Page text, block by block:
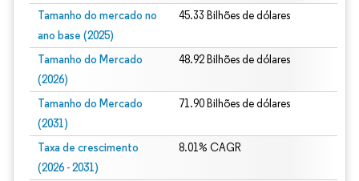
Tamanho do mercado no
ano base (2025)
45.33 Bilhões de dólares
Tamanho do Mercado
(2026)
48.92 Bilhões de dólares
Tamanho do Mercado
(2031)
71.90 Bilhões de dólares
Taxa de crescimento
(2026 - 2031)
8.01% CAGR